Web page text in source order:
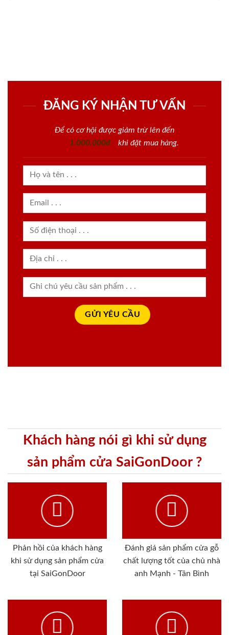
ĐĂNG KÝ NHẬN TƯ VẤN
Để có cơ hội được giảm trừ lên đến
1.000.000đ
khi đặt mua hàng.
Khách hàng nói gì khi sử dụng
sản phẩm cửa SaiGonDoor ?
Phản hồi của khách hàng
khi sử dụng sản phẩm cửa
tại SaiGonDoor
Đánh giá sản phẩm cửa gỗ
chất lượng tốt của chủ nhà
anh Mạnh - Tân Bình